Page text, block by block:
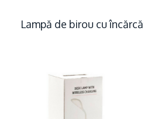
Lampă de birou cu